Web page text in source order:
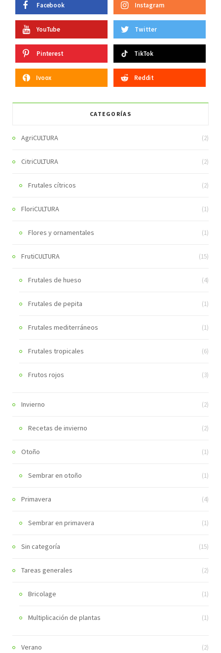
Facebook Instagram
YouTube Twitter
Pinterest TikTok
Ivoox Reddit
CATEGORÍAS
AgriCULTURA (2)
CitriCULTURA (2)
Frutales cítricos (2)
FloriCULTURA (1)
Flores y ornamentales (1)
FrutiCULTURA (15)
Frutales de hueso (4)
Frutales de pepita (1)
Frutales mediterráneos (1)
Frutales tropicales (6)
Frutos rojos (3)
Invierno (2)
Recetas de invierno (2)
Otoño (1)
Sembrar en otoño (1)
Primavera (4)
Sembrar en primavera (1)
Sin categoría (15)
Tareas generales (2)
Bricolage (1)
Multiplicación de plantas (1)
Verano (2)